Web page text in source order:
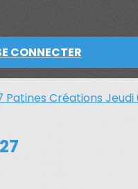
CONNECTER
Patines Créations